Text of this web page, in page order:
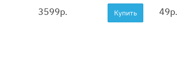
3599р. Купить 49р.